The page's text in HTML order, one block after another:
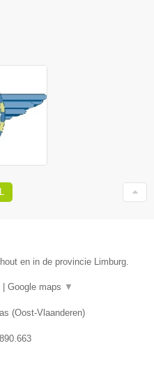
en in de provincie Limburg.
Google maps ▼
(Oost-Vlaanderen)